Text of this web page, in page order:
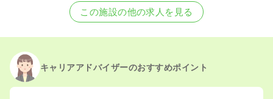
この施設の他の求人を見る
キャリアアドバイザーのおすすめポイント